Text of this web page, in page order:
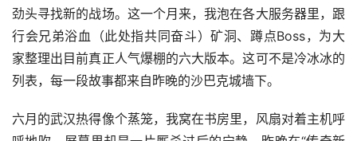
劲头寻找新的战场。这一个月来，我泡在各大服务器里，跟
行会兄弟浴血（此处指共同奋斗）矿洞、蹲点Boss，为大
家整理出目前真正人气爆棚的六大版本。这可不是冷冰冰的
列表，每一段故事都来自昨晚的沙巴克城墙下。
六月的武汉热得像个蒸笼，我窝在书房里，风扇对着主机呼